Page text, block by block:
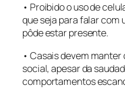
• Proibido o uso de
que seja para falar com
pôde estar presente.
• Casais devem
social, apesar da
comportamentos